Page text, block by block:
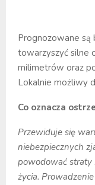
Prognozowane są
towarzyszyć silne
milimetrów oraz
Lokalnie możliwy
Co oznacza
Przewiduje się
niebezpiecznych
powodować straty
życia.